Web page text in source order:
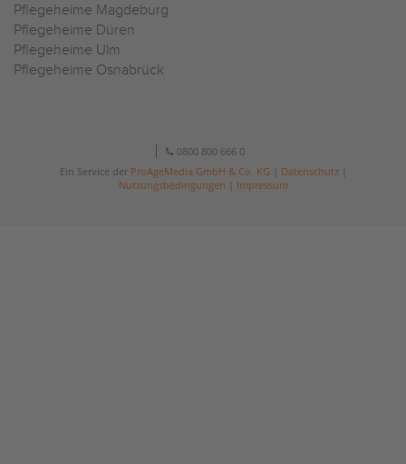
Pflegeheime Magdeburg
Pflegeheime Düren
Pflegeheime Ulm
Pflegeheime Osnabrück
0800 800 666 0
Ein Service der ProAgeMedia GmbH & Co. KG Datenschutz|
Nutzungsbedingungen
Impressum